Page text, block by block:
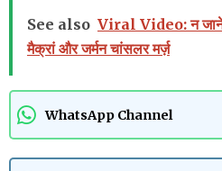
See also Viral Video: न जाने
मैक्रां और जर्मन चांसलर मर्ज़
WhatsApp Channel